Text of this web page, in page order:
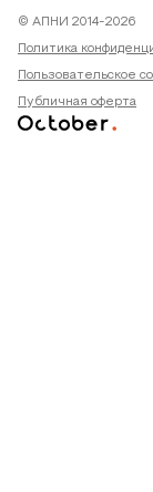
© АПНИ 2014-2026
Политика
Пользовательское
Публичная оферта